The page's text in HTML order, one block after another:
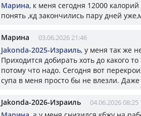
Марина, к меня сегодня 12000
понять ,кд закончились пару дней
Марина 03.06.2026 21:46
Jakonda-2025-Израиль, у меня так же
Приходится добирать хоть до какого
потому что надо. Сегодня вот
супа в меня просто бы не влезли.
Jakonda-2026-Израиль 04.06.2026 08:25